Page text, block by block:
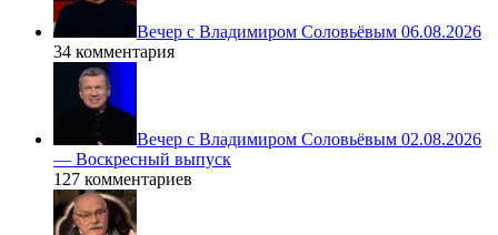
Вечер с Владимиром Соловьёвым 06.08.2026
34 комментария
Вечер с Владимиром Соловьёвым 02.08.2026
— Воскресный выпуск
127 комментариев